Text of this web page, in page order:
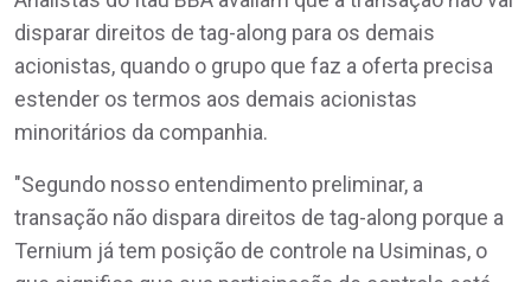
disparar direitos de tag-along para os demais
acionistas, quando o grupo que faz a oferta precisa
estender os termos aos demais acionistas
minoritários da companhia.
"Segundo nosso entendimento preliminar, a
transação não dispara direitos de tag-along porque a
Ternium já tem posição de controle na Usiminas, o